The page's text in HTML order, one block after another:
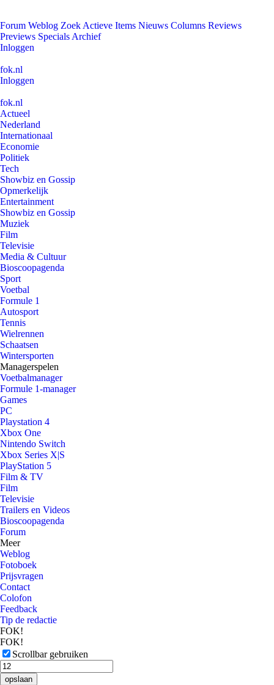
Forum Weblog Zoek Actieve Items Nieuws Columns Reviews
Previews Specials Archief
Inloggen
fok.nl
Inloggen
fok.nl
Actueel
Nederland
Internationaal
Economie
Politiek
Tech
Showbiz en Gossip
Opmerkelijk
Entertainment
Showbiz en Gossip
Muziek
Film
Televisie
Media & Cultuur
Bioscoopagenda
Sport
Voetbal
Formule 1
Autosport
Tennis
Wielrennen
Schaatsen
Wintersporten
Managerspelen
Voetbalmanager
Formule 1-manager
Games
PC
Playstation 4
Xbox One
Nintendo Switch
Xbox Series X|S
PlayStation 5
Film & TV
Film
Televisie
Trailers en Videos
Bioscoopagenda
Forum
Meer
Weblog
Fotoboek
Prijsvragen
Contact
Colofon
Feedback
Tip de redactie
FOK!
FOK!
Scrollbar gebruiken
opslaan